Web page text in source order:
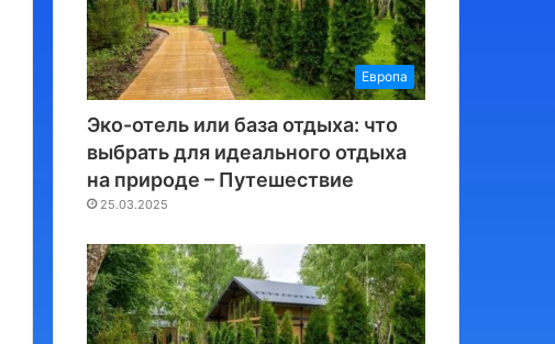
Европа
Эко-отель или база отдыха: что
выбрать для идеального отдыха
на природе – Путешествие
25.03.2025